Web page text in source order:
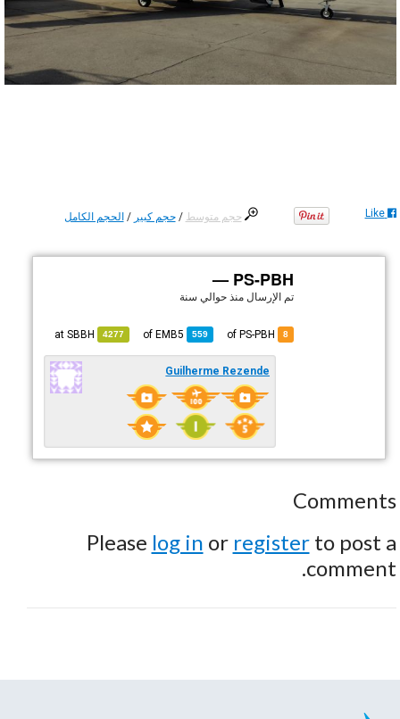
حجم متوسط /حجم كبير /الحجم الكامل Like
PS-PBH —
تم الإرسال منذ حوالي سنة
8
559
EMB5
4277
SBBH
Guilherme Rezende
Comments
Please log in or registerto post a
comment.